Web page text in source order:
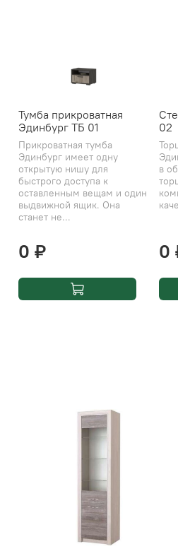
Тумба прикроватная
Эдинбург ТБ 01
Прикроватная тумба
Эдинбург имеет одну
открытую нишу для
быстрого доступа к
оставленным вещам и один
выдвижной ящик. Она
станет не...
0 ₽
02
в
0